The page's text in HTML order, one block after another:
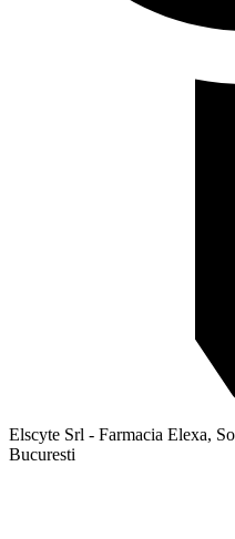
Elscyte Srl - Farmacia Elexa,
Bucuresti